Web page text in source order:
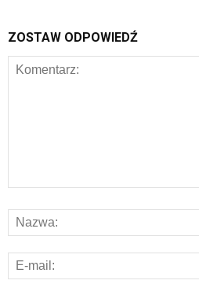
ZOSTAW ODPOWIEDŹ